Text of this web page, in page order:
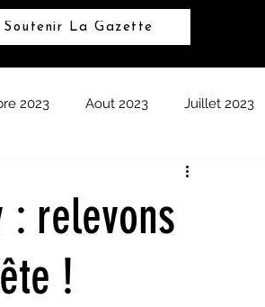
Soutenir La Gazette
2023 Aout 2023 Juillet 2023
Septembre 2022
2022
: relevons
!